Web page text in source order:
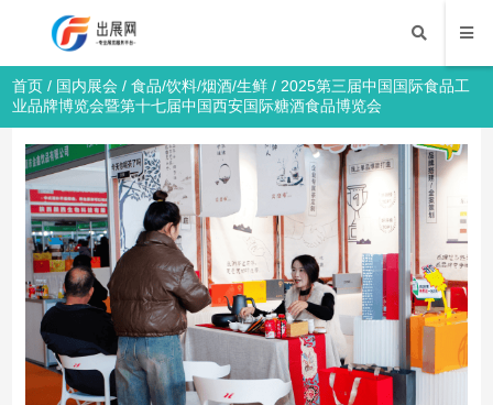
首页 / 国内展会 /食品/饮料/烟酒/生鲜 / 2025第三届中国国际食品工
业品牌博览会暨第十七届中国西安国际糖酒食品博览会